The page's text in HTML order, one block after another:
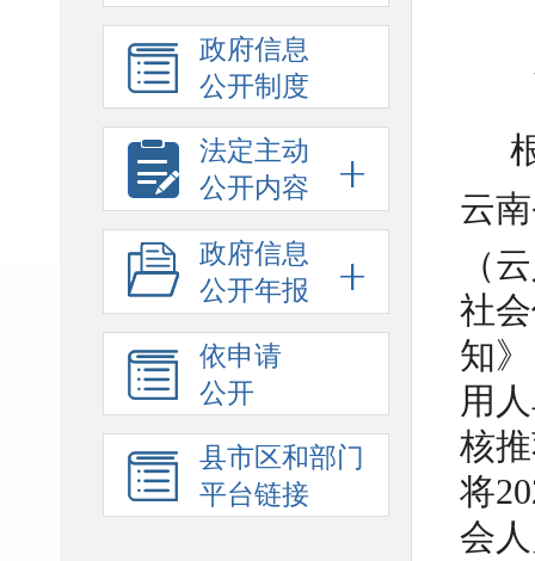
政府信息
公开制度
法定主动
公开内容
政府信息
公开年报
依申请
公开
县市区和部门
平台链接
云
（
社
知
用
核
将
会